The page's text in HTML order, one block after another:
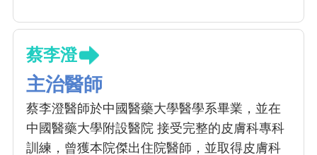
蔡李澄
主治醫師
蔡李澄醫師於中國醫藥大學醫學系畢業，並在
中國醫藥大學附設醫院 接受完整的皮膚科專科
訓練，曾獲本院傑出住院醫師，並取得皮膚科